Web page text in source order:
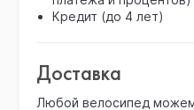
Кредит (до 4 лет)
Доставка
Любой велосипед